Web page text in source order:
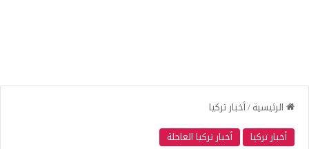
الرئيسية/أخبار تركيا
أخبار تركيا
أخبار تركيا العاجلة